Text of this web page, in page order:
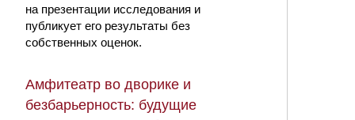
на презентации исследования и
публикует его результаты без
собственных оценок.
Амфитеатр во дворике и
безбарьерность: будущие